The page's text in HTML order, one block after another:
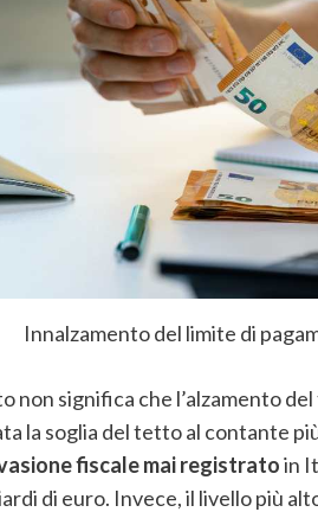
Innalzamento del limite di
non significa che l’alzamento
la soglia del tetto al contante
fiscale mai registratoin
di euro. Invece, il livello più